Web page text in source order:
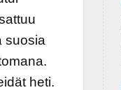
suosia
heti.